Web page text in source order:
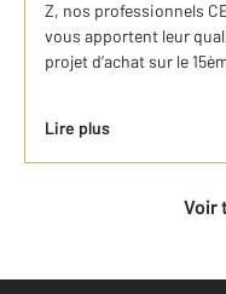
Z, nos professionnels
vous apportent leur
projet d’achat sur le
Lire plus